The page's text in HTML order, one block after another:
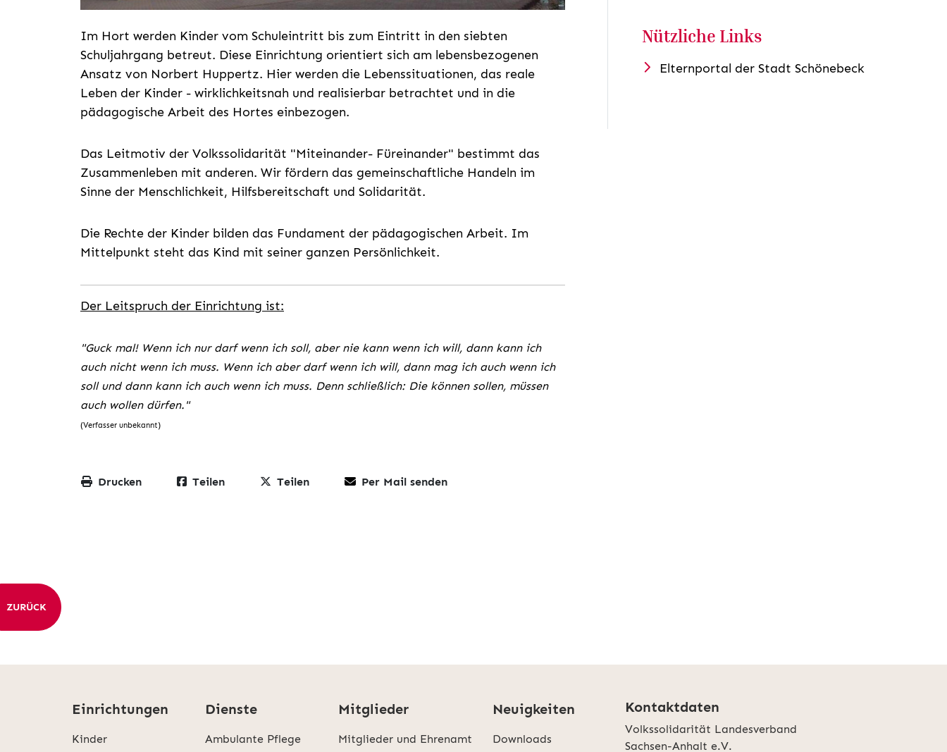
Im Hort werden Kinder vom Schuleintritt bis zum Eintritt in den siebten
Schuljahrgang betreut. Diese Einrichtung orientiert sich am lebensbezogenen
Ansatz von Norbert Huppertz. Hier werden die Lebenssituationen, das reale
Leben der Kinder - wirklichkeitsnah und realisierbar betrachtet und in die
pädagogische Arbeit des Hortes einbezogen.
Das Leitmotiv der Volkssolidarität "Miteinander- Füreinander" bestimmt das
Zusammenleben mit anderen. Wir fördern das gemeinschaftliche Handeln im
Sinne der Menschlichkeit, Hilfsbereitschaft und Solidarität.
Die Rechte der Kinder bilden das Fundament der pädagogischen Arbeit. Im
Mittelpunkt steht das Kind mit seiner ganzen Persönlichkeit.
Der Leitspruch der Einrichtung ist:
"Guck mal! Wenn ich nur darf wenn ich soll, aber nie kann wenn ich will, dann kann ich
auch nicht wenn ich muss. Wenn ich aber darf wenn ich will, dann mag ich auch wenn ich
soll und dann kann ich auch wenn ich muss. Denn schließlich: Die können sollen, müssen
auch wollen dürfen."
(Verfasser unbekannt)
Drucken Teilen Teilen Per Mail senden
Nützliche Links
Elternportal der Stadt Schönebeck
ZURÜCK
Einrichtungen
Kinder
Dienste
Ambulante Pflege
Mitglieder
Mitglieder und Ehrenamt
Neuigkeiten
Downloads
Kontaktdaten
Volkssolidarität Landesverband
Sachsen-Anhalt e.V.